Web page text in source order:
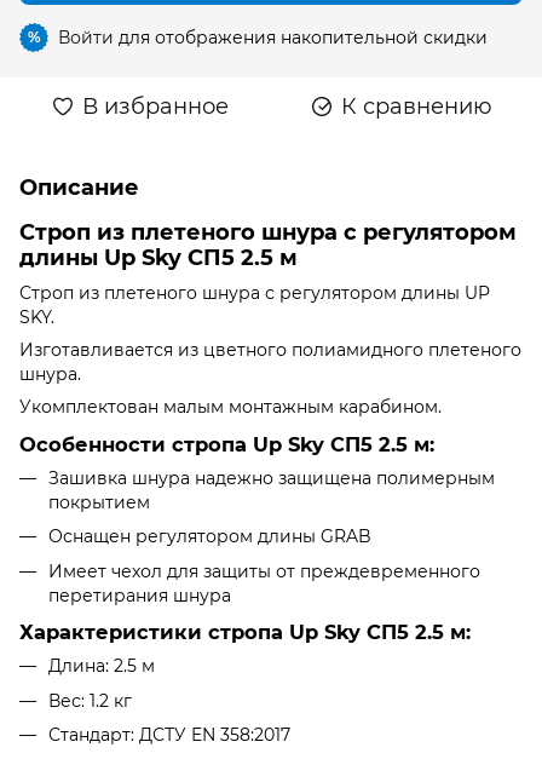
% Войти для отображения накопительной скидки
В избранное К сравнению
Описание
Строп из плетеного шнура с регулятором
длины Up Sky СП5 2.5 м
Строп из плетеного шнура с регулятором длины UP
SKY.
Изготавливается из цветного полиамидного плетеного
шнура.
Укомплектован малым монтажным карабином.
Особенности стропа Up Sky СП5 2.5 м:
Зашивка шнура надежно защищена полимерным
покрытием
Оснащен регулятором длины GRAB
Имеет чехол для защиты от преждевременного
перетирания шнура
Характеристики стропа Up Sky СП5 2.5 м:
Длина: 2.5 м
Вес: 1.2 кг
Стандарт: ДСТУ EN 358:2017